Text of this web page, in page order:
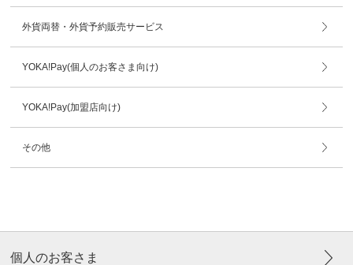
外貨両替・外貨予約販売サービス
YOKA!Pay(個人のお客さま向け)
YOKA!Pay(加盟店向け)
その他
個人のお客さま